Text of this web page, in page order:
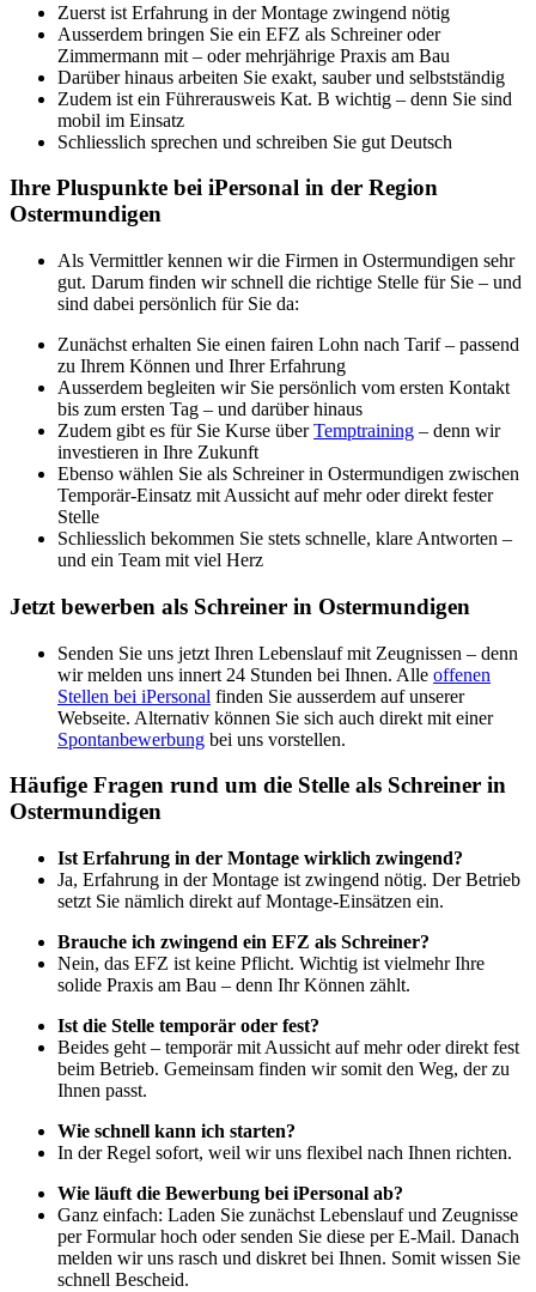
Zuerst ist Erfahrung in der Montage zwingend nötig
Ausserdem bringen Sie ein EFZ als Schreiner oder
Zimmermann mit – oder mehrjährige Praxis am Bau
Darüber hinaus arbeiten Sie exakt, sauber und selbstständig
Zudem ist ein Führerausweis Kat. B wichtig – denn Sie sind
mobil im Einsatz
Schliesslich sprechen und schreiben Sie gut Deutsch
Ihre Pluspunkte bei iPersonal in der Region
Ostermundigen
Als Vermittler kennen wir die Firmen in Ostermundigen sehr
gut. Darum finden wir schnell die richtige Stelle für Sie – und
sind dabei persönlich für Sie da:
Zunächst erhalten Sie einen fairen Lohn nach Tarif – passend
zu Ihrem Können und Ihrer Erfahrung
Ausserdem begleiten wir Sie persönlich vom ersten Kontakt
bis zum ersten Tag – und darüber hinaus
Zudem gibt es für Sie Kurse überTemptraining – denn wir
investieren in Ihre Zukunft
Ebenso wählen Sie als Schreiner in Ostermundigen zwischen
Temporär-Einsatz mit Aussicht auf mehr oder direkt fester
Stelle
Schliesslich bekommen Sie stets schnelle, klare Antworten –
und ein Team mit viel Herz
Jetzt bewerben als Schreiner in Ostermundigen
Senden Sie uns jetzt Ihren Lebenslauf mit Zeugnissen – denn
wir melden uns innert 24 Stunden bei Ihnen. Alle offenen
Stellen bei iPersonal finden Sie ausserdem auf unserer
Webseite. Alternativ können Sie sich auch direkt mit einer
Spontanbewerbung bei uns vorstellen.
Häufige Fragen rund um die Stelle als Schreiner in
Ostermundigen
Ist Erfahrung in der Montage wirklich zwingend?
Ja, Erfahrung in der Montage ist zwingend nötig. Der Betrieb
setzt Sie nämlich direkt auf Montage-Einsätzen ein.
Brauche ich zwingend ein EFZ als Schreiner?
Nein, das EFZ ist keine Pflicht. Wichtig ist vielmehr Ihre
solide Praxis am Bau – denn Ihr Können zählt.
Ist die Stelle temporär oder fest?
Beides geht – temporär mit Aussicht auf mehr oder direkt fest
beim Betrieb. Gemeinsam finden wir somit den Weg, der zu
Ihnen passt.
Wie schnell kann ich starten?
In der Regel sofort, weil wir uns flexibel nach Ihnen richten.
Wie läuft die Bewerbung bei iPersonal ab?
Ganz einfach: Laden Sie zunächst Lebenslauf und Zeugnisse
per Formular hoch oder senden Sie diese per E-Mail. Danach
melden wir uns rasch und diskret bei Ihnen. Somit wissen Sie
schnell Bescheid.